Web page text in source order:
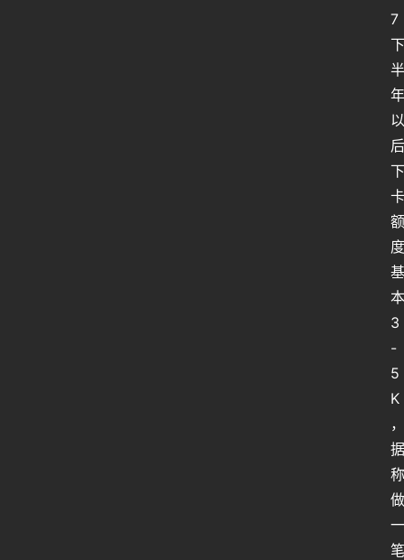
7
下
半
年
以
后
下
卡
额
度
基
本
3
-
5
K
，
据
称
做
一
笔